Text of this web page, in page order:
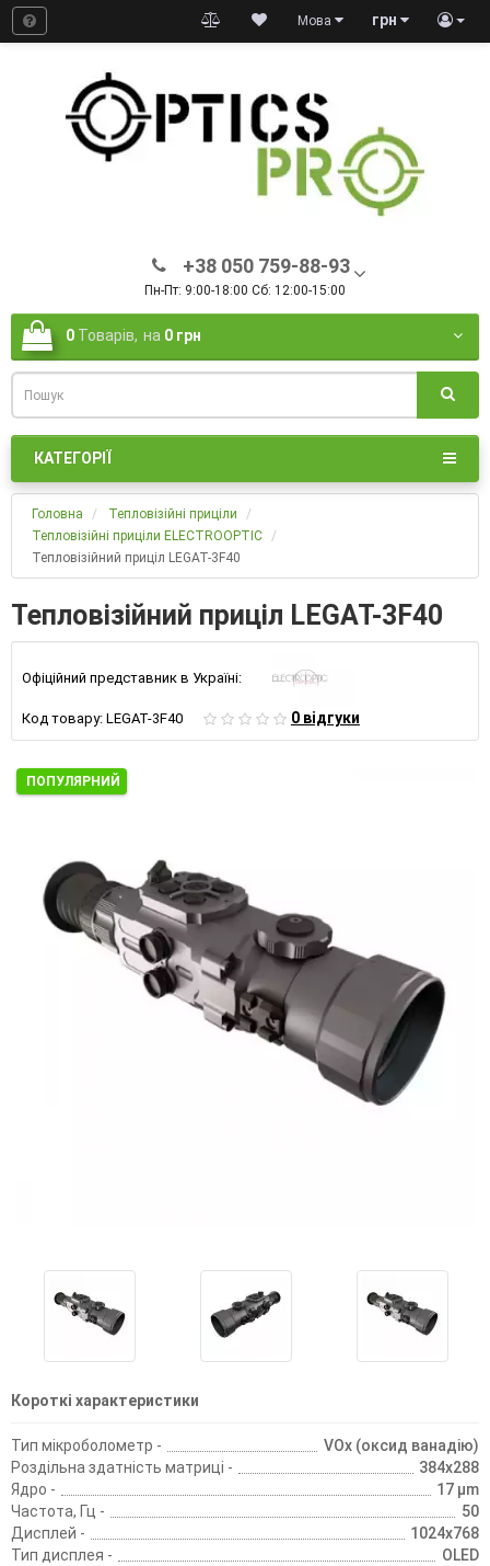
грн
Мова
+38 050 759-88-93
Пн-Пт: 9:00-18:00 Сб: 12:00-15:00
0 Товарів, на 0 грн
КАТЕГОРІЇ
Головна
Тепловізійні приціли
Тепловізійні приціли ELECTROOPTIC
Тепловізійний приціл LEGAT-3F40
Тепловізійний приціл LEGAT-3F40
Офіційний представник в Україні:
Код товару: LEGAT-3F40 0 відгуки
ПОПУЛЯРНИЙ
Короткі характеристики
Тип мікроболометр -
VOx (оксид ванадію)
Роздільна здатність матриці -
384x288
Ядро -
17 µm
Частота, Гц -
50
Дисплей -
1024x768
Тип дисплея -
OLED